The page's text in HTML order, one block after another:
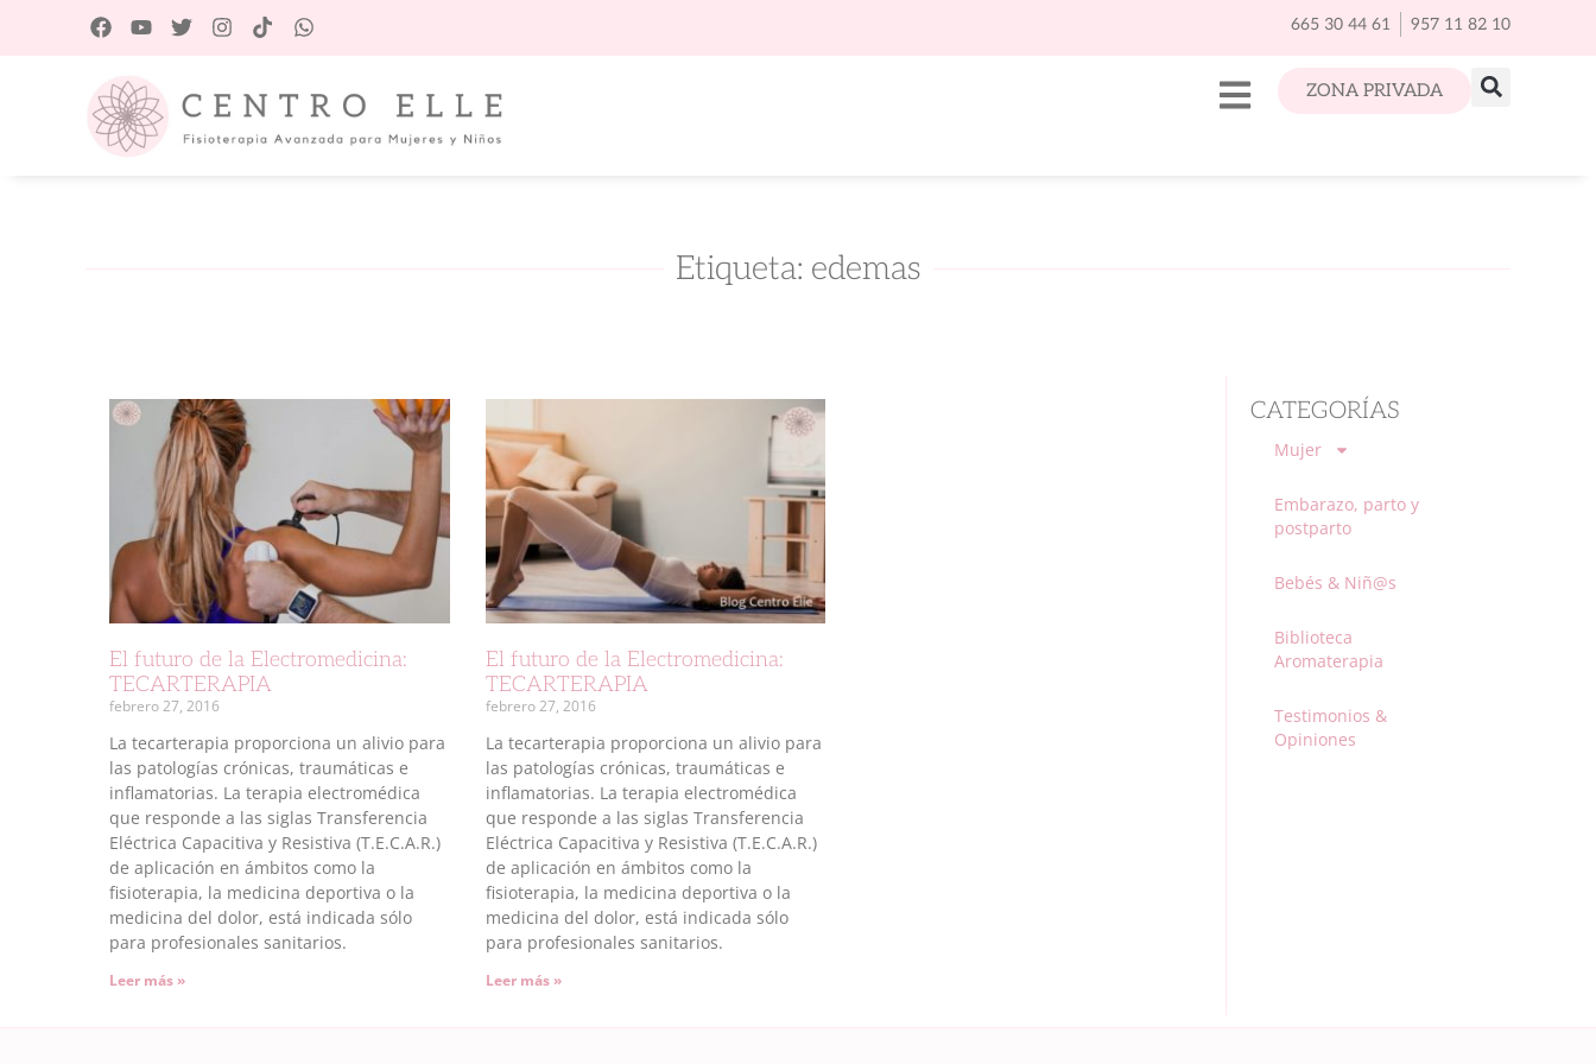
665 30 44 61 957 11 82 10
ZONA PRIVADA
Etiqueta: edemas
El futuro de la Electromedicina:
TECARTERAPIA
febrero 27, 2016
La tecarterapia proporciona un alivio para
las patologías crónicas, traumáticas e
inflamatorias. La terapia electromédica
que responde a las siglas Transferencia
Eléctrica Capacitiva y Resistiva (T.E.C.A.R.)
de aplicación en ámbitos como la
fisioterapia, la medicina deportiva o la
medicina del dolor, está indicada sólo
para profesionales sanitarios.
Leer más »
El futuro de la Electromedicina:
TECARTERAPIA
febrero 27, 2016
La tecarterapia proporciona un alivio para
las patologías crónicas, traumáticas e
inflamatorias. La terapia electromédica
que responde a las siglas Transferencia
Eléctrica Capacitiva y Resistiva (T.E.C.A.R.)
de aplicación en ámbitos como la
fisioterapia, la medicina deportiva o la
medicina del dolor, está indicada sólo
para profesionales sanitarios.
Leer más »
CATEGORÍAS
Mujer
Embarazo, parto y
postparto
Bebés & Niñ@s
Biblioteca
Aromaterapia
Testimonios &
Opiniones